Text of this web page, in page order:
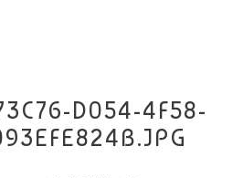
D054-4F58-